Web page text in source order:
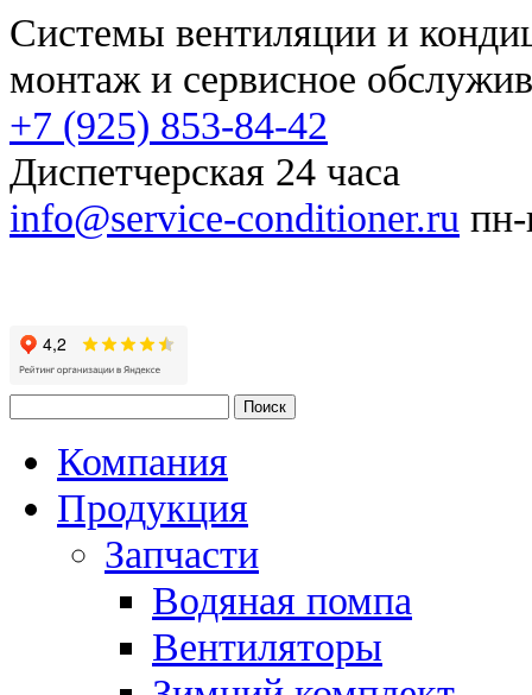
Системы вентиляции и
монтаж и сервисное
+7 (925) 853-84-42
Диспетчерская 24 часа
info@service-conditioner.ru
Компания
Продукция
Запчасти
Водяная помпа
Вентиляторы